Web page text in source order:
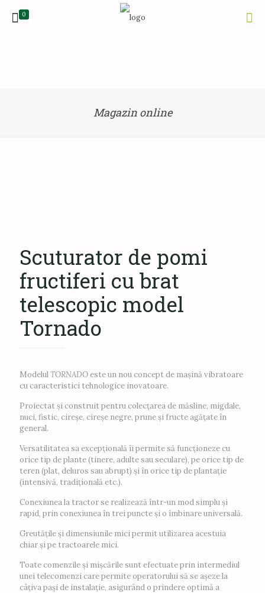
0
Magazin online
Scuturator de pomi
fructiferi cu brat
telescopic model
Tornado
ModelulTORNADOeste un nou concept de mașină vibratoare
cu caracteristici tehnologice inovatoare.
Proiectat și construit pentru colecțarea de măsline, migdale,
nuci, fistic, cireșe, cireșe negre, prune și fructe agățate în
general.
Versatilitatea sa excepțională îi permite să funcționeze cu
orice tip de plante (tinere, adulte sau seculare), pe orice tip de
teren (plat, deluros sau abrupt) și în orice tip de plantație
(intensivă, tradițională etc.).
Conexiunea la tractor se realizează într-un mod simplu și
rapid, prin conexiunea în trei puncte și o îmbinare universală.
Greutățile și dimensiunile mici permit utilizarea acestuia
chiar și pe tractoarele mici.
Toate comenzile și mișcările sunt efectuate prin intermediul
unei telecomenzi care permite operatorului să se așeze la
câțiva pași de instalație, asigurând o prindere optimă a